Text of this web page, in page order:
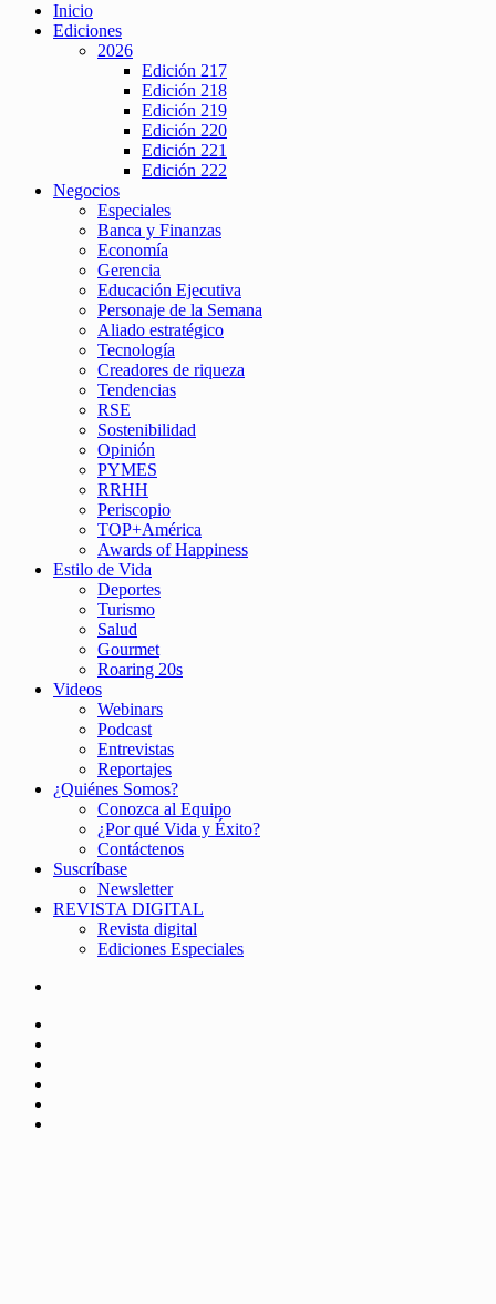
Inicio
Ediciones
2026
Edición 217
Edición 218
Edición 219
Edición 220
Edición 221
Edición 222
Negocios
Especiales
Banca y Finanzas
Economía
Gerencia
Educación Ejecutiva
Personaje de la Semana
Aliado estratégico
Tecnología
Creadores de riqueza
Tendencias
RSE
Sostenibilidad
Opinión
PYMES
RRHH
Periscopio
TOP+América
Awards of Happiness
Estilo de Vida
Deportes
Turismo
Salud
Gourmet
Roaring 20s
Videos
Webinars
Podcast
Entrevistas
Reportajes
¿Quiénes Somos?
Conozca al Equipo
¿Por qué Vida y Éxito?
Contáctenos
Suscríbase
Newsletter
REVISTA DIGITAL
Revista digital
Ediciones Especiales